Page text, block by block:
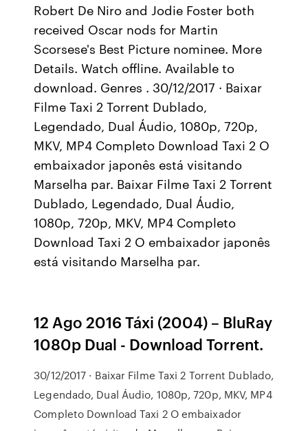
Robert De Niro and Jodie Foster both
received Oscar nods for Martin
Scorsese's Best Picture nominee. More
Details. Watch offline. Available to
download. Genres . 30/12/2017 · Baixar
Filme Taxi 2 Torrent Dublado,
Legendado, Dual Áudio, 1080p, 720p,
MKV, MP4 Completo Download Taxi 2 O
embaixador japonês está visitando
Marselha par. Baixar Filme Taxi 2 Torrent
Dublado, Legendado, Dual Áudio,
1080p, 720p, MKV, MP4 Completo
Download Taxi 2 O embaixador japonês
está visitando Marselha par.
12 Ago 2016 Táxi (2004) – BluRay
1080p Dual - Download Torrent.
30/12/2017 · Baixar Filme Taxi 2 Torrent Dublado,
Legendado, Dual Áudio, 1080p, 720p, MKV, MP4
Completo Download Taxi 2 O embaixador